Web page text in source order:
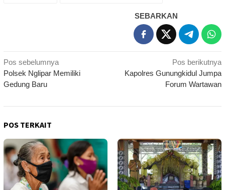
SEBARKAN
Navigasi
pos
Pos sebelumnya
Polsek Nglipar Memiliki
Gedung Baru
Pos berikutnya
Kapolres Gunungkidul Jumpa
Forum Wartawan
POS TERKAIT